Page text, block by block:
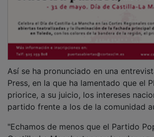
Press, en la que ha lamentado que el
priorice, a su juicio, los intereses
partido frente a los de la comunidad
Castilla-La Mancha tenga algo de voz